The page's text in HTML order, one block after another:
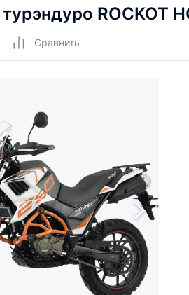
ROCKOT
Cравнить